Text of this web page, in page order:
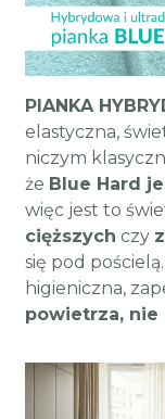
PIANKA
elastyczna,
niczym
że Blue Hard
więc jest to
cięższych czy
się pod pościelą.
higieniczna,
powietrza,